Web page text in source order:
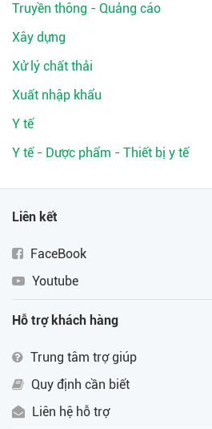
Truyền thông - Quảng cáo
Xây dựng
Xử lý chất thải
Xuất nhập khẩu
Y tế
Y tế - Dược phẩm - Thiết bị y tế
Liên kết
FaceBook
Youtube
Hỗ trợ khách hàng
Trung tâm trợ giúp
Quy định cần biết
Liên hệ hỗ trợ